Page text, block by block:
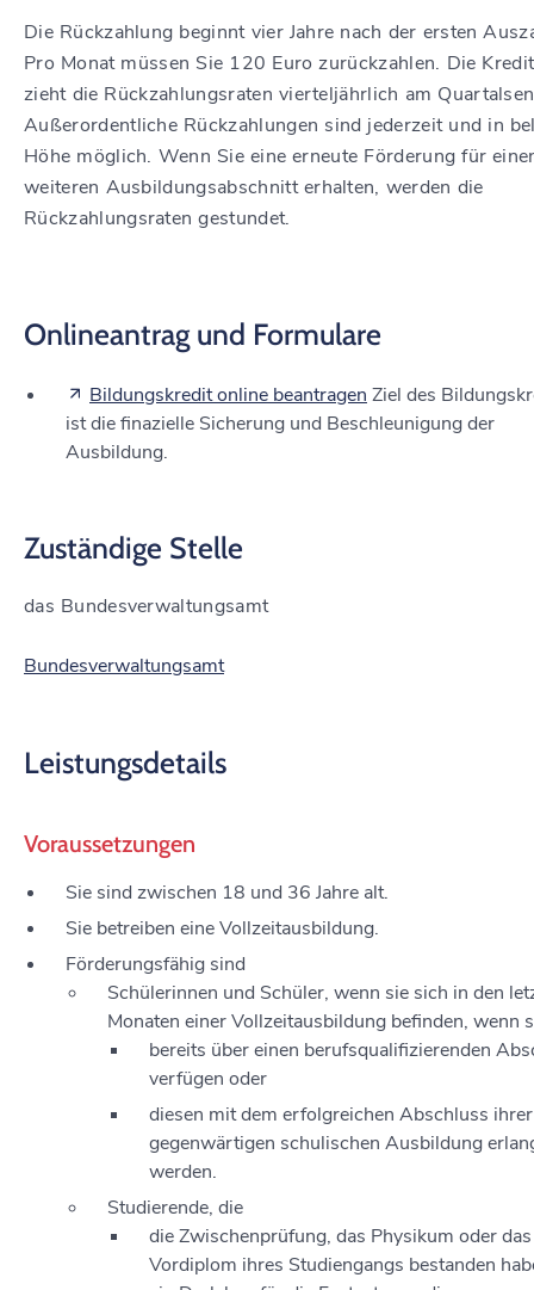
Die Rückzahlung beginnt vier Jahre nach der ersten
Pro Monat müssen Sie 120 Euro zurückzahlen. Die
zieht die Rückzahlungsraten vierteljährlich am
Außerordentliche Rückzahlungen sind jederzeit und in
Höhe möglich. Wenn Sie eine erneute Förderung für
weiteren Ausbildungsabschnitt erhalten, werden die
Rückzahlungsraten gestundet.
Onlineantrag und Formulare
Bildungskredit online beantragen Ziel des
ist die finazielle Sicherung und Beschleunigung der
Ausbildung.
Zuständige Stelle
das Bundesverwaltungsamt
Bundesverwaltungsamt
Leistungsdetails
Voraussetzungen
Sie sind zwischen 18 und 36 Jahre alt.
Sie betreiben eine Vollzeitausbildung.
Förderungsfähig sind
Schülerinnen und Schüler, wenn sie sich in den
Monaten einer Vollzeitausbildung befinden, wenn
bereits über einen berufsqualifizierenden
verfügen oder
diesen mit dem erfolgreichen Abschluss ihrer
gegenwärtigen schulischen Ausbildung
werden.
Studierende, die
die Zwischenprüfung, das Physikum oder das
Vordiplom ihres Studiengangs bestanden